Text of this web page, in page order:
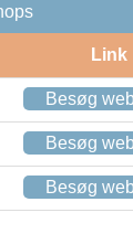
Link
Besøg
Besøg
Besøg